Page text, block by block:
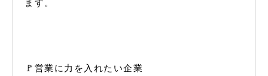
ます。
🚩営業に力を入れたい企業